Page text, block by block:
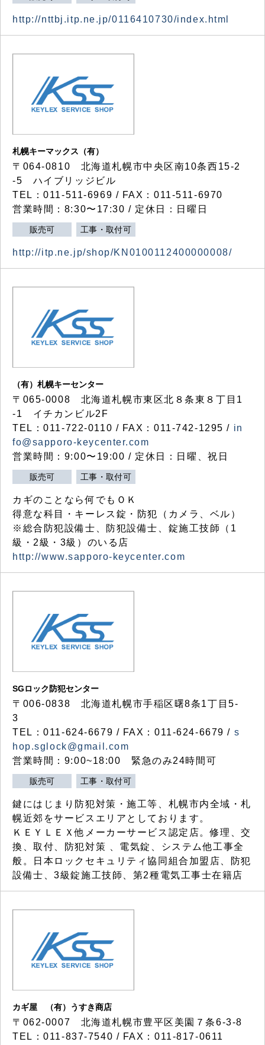
http://nttbj.itp.ne.jp/0116410730/index.html
札幌キーマックス（有）
〒064-0810 北海道札幌市中央区南10条西15-2
-5 ハイブリッジビル
TEL：011-511-6969 / FAX：011-511-6970
営業時間：8:30〜17:30 / 定休日：日曜日
販売可 工事・取付可
http://itp.ne.jp/shop/KN0100112400000008/
（有）札幌キーセンター
〒065-0008 北海道札幌市東区北８条東８丁目1
-1 イチカンビル2F
TEL：011-722-0110 / FAX：011-742-1295 / in
fo@sapporo-keycenter.com
営業時間：9:00〜19:00 / 定休日：日曜、祝日
販売可 工事・取付可
カギのことなら何でもＯＫ
得意な科目・キーレス錠・防犯（カメラ、ベル）
※総合防犯設備士、防犯設備士、錠施工技師（1
級・2級・3級）のいる店
http://www.sapporo-keycenter.com
SGロック防犯センター
〒006-0838 北海道札幌市手稲区曙8条1丁目5-
3
TEL：011-624-6679 / FAX：011-624-6679 / s
hop.sglock@gmail.com
営業時間：9:00~18:00 緊急のみ24時間可
販売可 工事・取付可
鍵にはじまり防犯対策・施工等、札幌市内全域・札
幌近郊をサービスエリアとしております。
ＫＥＹＬＥＸ他メーカーサービス認定店。修理、交
換、取付、防犯対策 、電気錠、システム他工事全
般。日本ロックセキュリティ協同組合加盟店、防犯
設備士、3級錠施工技師、第2種電気工事士在籍店
カギ屋 （有）うすき商店
〒062-0007 北海道札幌市豊平区美園７条6-3-8
TEL：011-837-7540 / FAX：011-817-0611